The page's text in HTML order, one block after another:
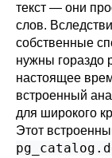
текст — они
слов.
собственные
нужны гораздо
настоящее
встроенный
для широкого
Этот